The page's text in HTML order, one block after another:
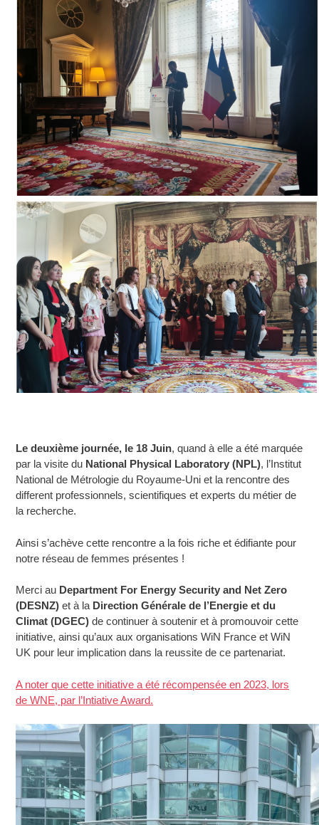
Le deuxième journée, le 18 Juin, quand à elle a été marquée
par la visite du National Physical Laboratory (NPL), l’Institut
National de Métrologie du Royaume-Uni et la rencontre des
different professionnels, scientifiques et experts du métier de
la recherche.
Ainsi s’achève cette rencontre a la fois riche et édifiante pour
notre réseau de femmes présentes !
Merci au Department For Energy Security and Net Zero
(DESNZ) et à la Direction Générale de l’Energie et du
Climat (DGEC) de continuer à soutenir et à promouvoir cette
initiative, ainsi qu’aux aux organisations WiN France et WiN
UK pour leur implication dans la reussite de ce partenariat.
A noter que cette initiative a été récompensée en 2023, lors
de WNE, par l’Intiative Award.